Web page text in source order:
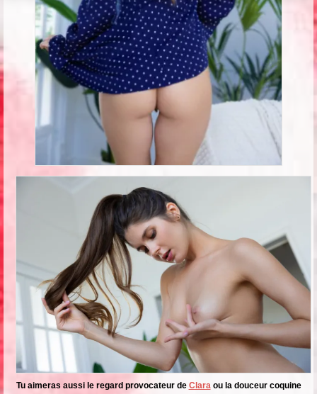
Tu aimeras aussi le regard provocateur de Claraou la douceur coquine